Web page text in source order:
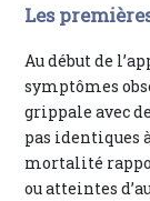
Les
Au début de
symptômes
grippale avec
pas identiques
mortalité
ou atteintes